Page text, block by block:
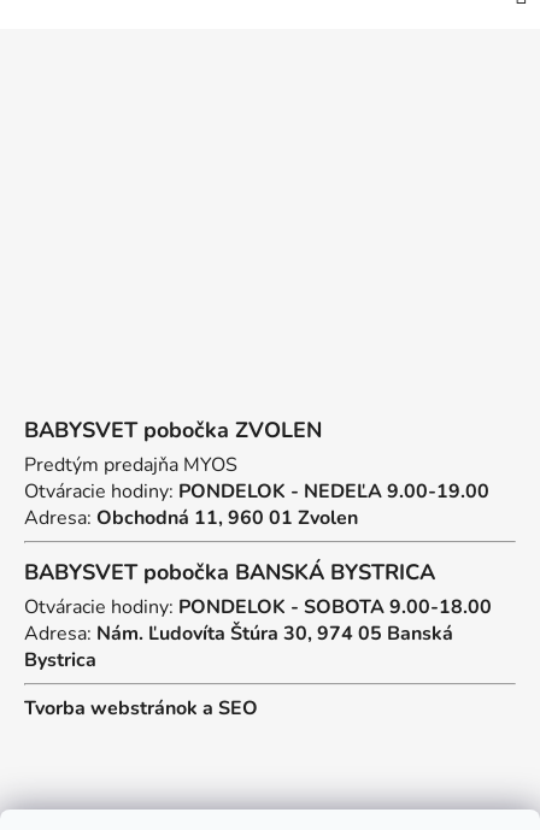
BABYSVET pobočka ZVOLEN
Predtým predajňa MYOS
Otváracie hodiny: PONDELOK - NEDEĽA 9.00-19.00
Adresa: Obchodná 11, 960 01 Zvolen
BABYSVET pobočka BANSKÁ BYSTRICA
Otváracie hodiny: PONDELOK - SOBOTA 9.00-18.00
Adresa: Nám. Ľudovíta Štúra 30, 974 05 Banská
Bystrica
Tvorba webstránok a SEO